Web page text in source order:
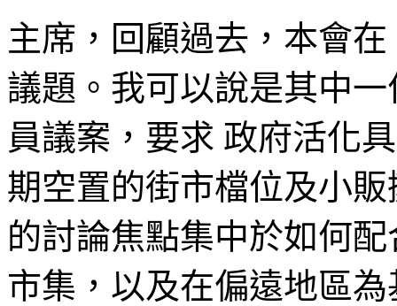
主席，回顧過去，本會
議題。我可以說是其中
員議案，要求 政府活化
期空置的街市檔位及小
的討論焦點集中於如何
市集，以及在偏遠地區